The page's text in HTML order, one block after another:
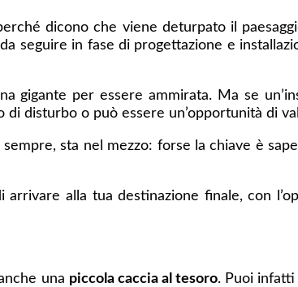
dicono che viene deturpato il
seguire in fase di progettazione e
gigante per essere ammirata. Ma se
di disturbo o può essere un’opportunità di
sta nel mezzo: forse la chiave è
alla tua destinazione finale, con
una piccola caccia al tesoro. Puoi infatti